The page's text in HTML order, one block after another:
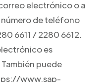
electrónico o a
número de teléfono
6611 / 2280 6612.
es
puede
www.sap-